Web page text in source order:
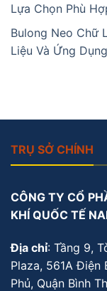
Lựa Chọn Phù
Bulong Neo Chữ
Liệu Và Ứng
TRỤ SỞ CHÍNH
CÔNG TY CỔ
KHÍ QUỐC TẾ
Địa chỉ: Tầng 9,
Plaza, 561A Điện
Phủ, Quận Bình